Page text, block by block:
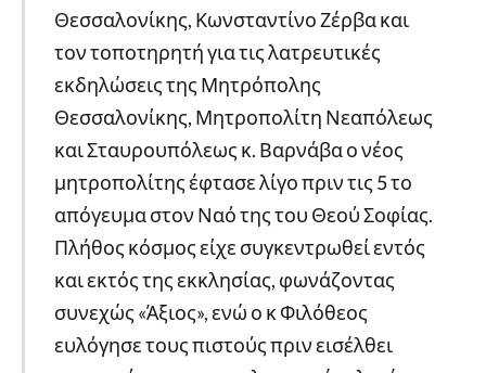
Θεσσαλονίκης, Κωνσταντίνο Ζέρβα και
τον τοποτηρητή για τις λατρευτικές
εκδηλώσεις της Μητρόπολης
Θεσσαλονίκης, Μητροπολίτη Νεαπόλεως
και Σταυρουπόλεως κ. Βαρνάβα ο νέος
μητροπολίτης έφτασε λίγο πριν τις 5 το
απόγευμα στον Ναό της του Θεού Σοφίας.
Πλήθος κόσμος είχε συγκεντρωθεί εντός
και εκτός της εκκλησίας, φωνάζοντας
συνεχώς «Άξιος», ενώ ο κ Φιλόθεος
ευλόγησε τους πιστούς πριν εισέλθει